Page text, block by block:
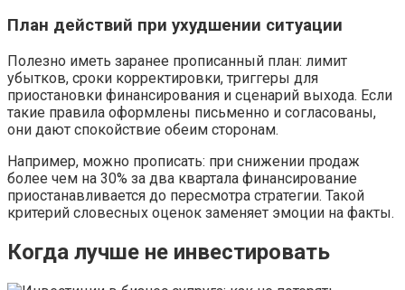
План действий при ухудшении ситуации
Полезно иметь заранее прописанный план: лимит
убытков, сроки корректировки, триггеры для
приостановки финансирования и сценарий выхода. Если
такие правила оформлены письменно и согласованы,
они дают спокойствие обеим сторонам.
Например, можно прописать: при снижении продаж
более чем на 30% за два квартала финансирование
приостанавливается до пересмотра стратегии. Такой
критерий словесных оценок заменяет эмоции на факты.
Когда лучше не инвестировать